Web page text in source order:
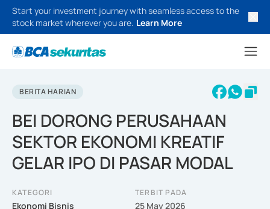
Start your investment journey with seamless access to the
stock market wherever you are. Learn More
BERITA HARIAN
BEI DORONG PERUSAHAAN
SEKTOR EKONOMI KREATIF
GELAR IPO DI PASAR MODAL
KATEGORI
Ekonomi Bisnis
TERBIT PADA
25 May 2026